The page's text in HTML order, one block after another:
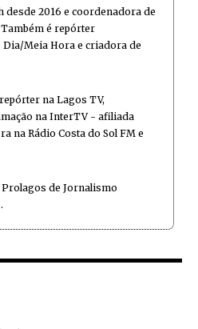
desde 2016 e coordenadora de
é repórter
Meia Hora e criadora de
na Lagos TV,
na InterTV - afiliada
na Rádio Costa do Sol FM e
de Jornalismo